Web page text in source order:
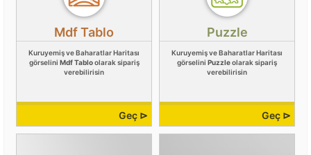
Mdf Tablo
Kuruyemiş ve Baharatlar Haritası
görselini Mdf Tabloolarak sipariş
verebilirisin
Geç ⊳
Puzzle
Kuruyemiş ve Baharatlar Haritası
görselini Puzzleolarak sipariş
verebilirisin
Geç ⊳